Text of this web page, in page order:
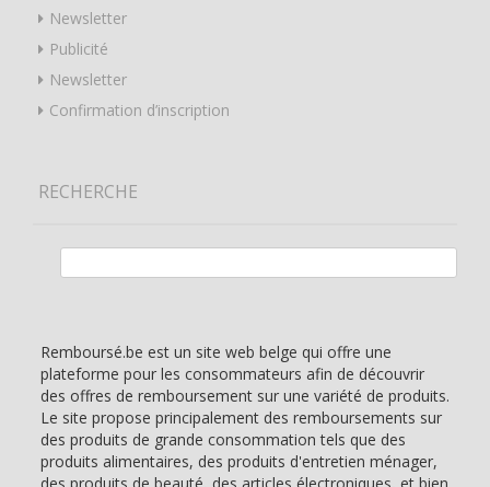
Newsletter
Publicité
Newsletter
Confirmation d’inscription
RECHERCHE
Remboursé.be est un site web belge qui offre une
plateforme pour les consommateurs afin de découvrir
des offres de remboursement sur une variété de produits.
Le site propose principalement des remboursements sur
des produits de grande consommation tels que des
produits alimentaires, des produits d'entretien ménager,